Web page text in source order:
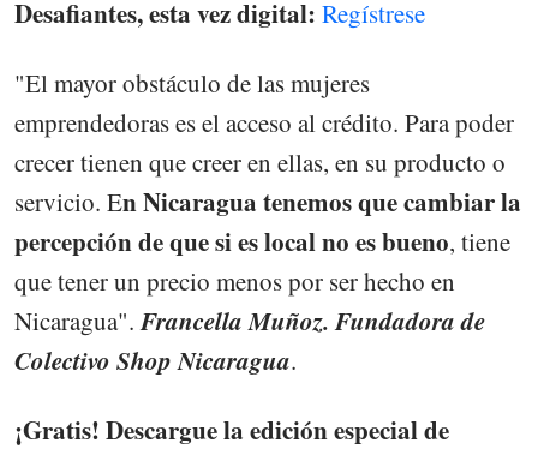
Desafiantes, esta vez digital: Regístrese
"El mayor obstáculo de las mujeres
emprendedoras es el acceso al crédito. Para poder
crecer tienen que creer en ellas, en su producto o
servicio. En Nicaragua tenemos que cambiar la
percepción de que si es local no es bueno, tiene
que tener un precio menos por ser hecho en
Nicaragua".Francella Muñoz. Fundadora de
Colectivo Shop Nicaragua.
¡Gratis! Descargue la edición especial de